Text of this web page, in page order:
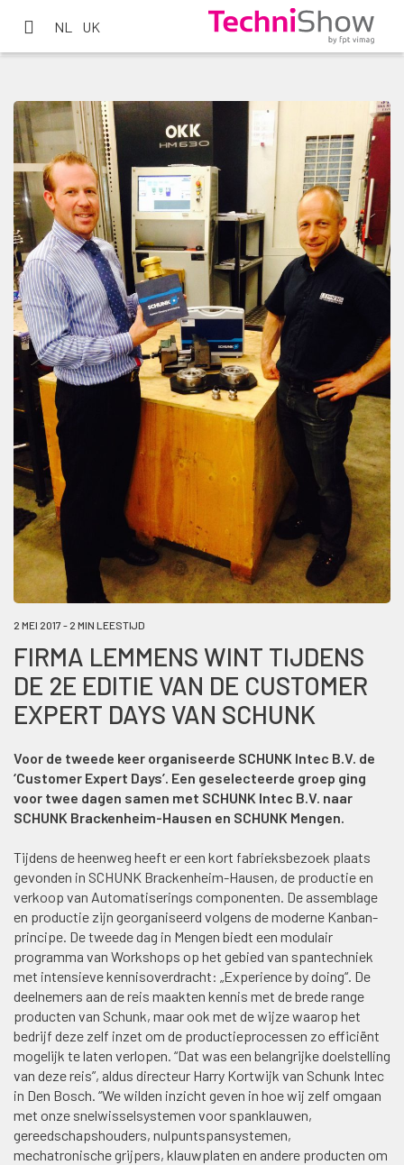
NL UK
2 MEI 2017 - 2 MIN LEESTIJD
FIRMA LEMMENS WINT TIJDENS
DE 2E EDITIE VAN DE CUSTOMER
EXPERT DAYS VAN SCHUNK
Voor de tweede keer organiseerde SCHUNK Intec B.V. de
‘Customer Expert Days’. Een geselecteerde groep ging
voor twee dagen samen met SCHUNK Intec B.V. naar
SCHUNK Brackenheim-Hausen en SCHUNK Mengen.
Tijdens de heenweg heeft er een kort fabrieksbezoek plaats
gevonden in SCHUNK Brackenheim-Hausen, de productie en
verkoop van Automatiserings componenten. De assemblage
en productie zijn georganiseerd volgens de moderne Kanban-
principe. De tweede dag in Mengen biedt een modulair
programma van Workshops op het gebied van spantechniek
met intensieve kennisoverdracht: „Experience by doing“. De
deelnemers aan de reis maakten kennis met de brede range
producten van Schunk, maar ook met de wijze waarop het
bedrijf deze zelf inzet om de productieprocessen zo efficiënt
mogelijk te laten verlopen. “Dat was een belangrijke doelstelling
van deze reis”, aldus directeur Harry Kortwijk van Schunk Intec
in Den Bosch. “We wilden inzicht geven in hoe wij zelf omgaan
met onze snelwisselsystemen voor spanklauwen,
gereedschapshouders, nulpuntspansystemen,
mechatronische grijpers, klauwplaten en andere producten om